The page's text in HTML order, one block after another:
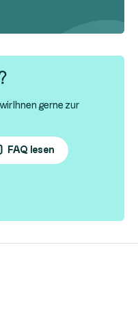
Ihnen gerne zur
FAQ lesen